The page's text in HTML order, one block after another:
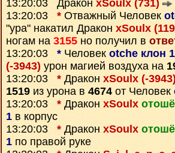
13:20:03 Дракон xSoulx (731)
13:20:03 * Отважный Человек
"ура" накатил Дракон xSoulx
ногам на 3155 но получил в
13:20:03 * Человек otche клон 1
(-3943) урон магией воздуха на
13:20:03 * Дракон xSoulx (-3943)
1519 из урона в 4674 от Человек
13:20:03 * Дракон xSoulx
1 в корпус
13:20:03 * Дракон xSoulx
1 по правой руке